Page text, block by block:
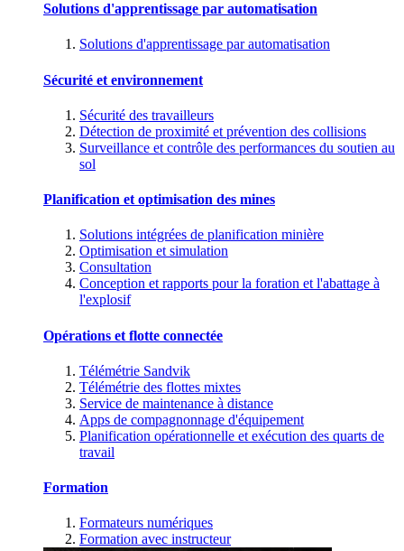
Solutions d'apprentissage par automatisation
Solutions d'apprentissage par automatisation
Sécurité et environnement
Sécurité des travailleurs
Détection de proximité et prévention des collisions
Surveillance et contrôle des performances du soutien au
sol
Planification et optimisation des mines
Solutions intégrées de planification minière
Optimisation et simulation
Consultation
Conception et rapports pour la foration et l'abattage à
l'explosif
Opérations et flotte connectée
Télémétrie Sandvik
Télémétrie des flottes mixtes
Service de maintenance à distance
Apps de compagnonnage d'équipement
Planification opérationnelle et exécution des quarts de
travail
Formation
Formateurs numériques
Formation avec instructeur